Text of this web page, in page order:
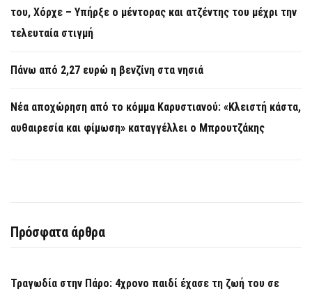
του, Χόρχε – Υπήρξε ο μέντορας και ατζέντης του μέχρι την
τελευταία στιγμή
Πάνω από 2,27 ευρώ η βενζίνη στα νησιά
Νέα αποχώρηση από το κόμμα Καρυστιανού: «Κλειστή κάστα,
αυθαιρεσία και φίμωση» καταγγέλλει ο Μπρουτζάκης
Πρόσφατα άρθρα
Τραγωδία στην Πάρο: 4χρονο παιδί έχασε τη ζωή του σε